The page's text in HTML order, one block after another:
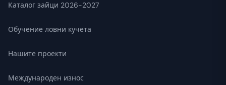
Каталог зайци 2026-2027
Обучение ловни кучета
Нашите проекти
Международен износ